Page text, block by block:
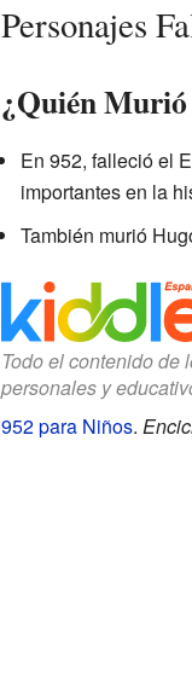
Personajes
¿Quién Murió
En 952, falleció el
importantes en la
También murió
Todo el contenido de
personales y
952 para Niños.